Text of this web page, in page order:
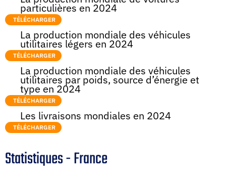
particulières en 2024
TÉLÉCHARGER
La production mondiale des véhicules
utilitaires légers en 2024
TÉLÉCHARGER
La production mondiale des véhicules
utilitaires par poids, source d’énergie et
type en 2024
TÉLÉCHARGER
Les livraisons mondiales en 2024
TÉLÉCHARGER
Statistiques - France